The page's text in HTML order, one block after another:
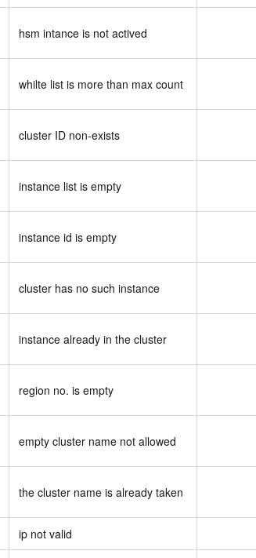
hsm intance is not actived
whilte list is more than max count
cluster ID non-exists
instance list is empty
instance id is empty
cluster has no such instance
instance already in the cluster
region no. is empty
empty cluster name not allowed
the cluster name is already taken
ip not valid